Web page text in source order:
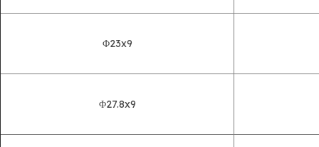
Φ23x9
Φ27.8x9